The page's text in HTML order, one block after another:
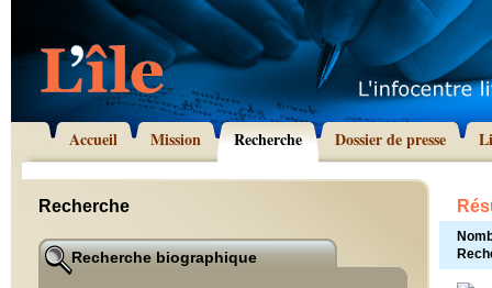
Accueil Mission Recherche Dossier de presse
Recherche
Recherche biographique